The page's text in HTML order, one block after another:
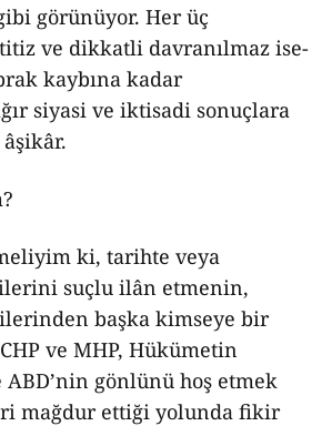
görünüyor. Her üç
ve dikkatli davranılmaz ise-
kaybına kadar
siyasi ve iktisadi sonuçlara
ki, tarihte veya
suçlu ilân etmenin,
başka kimseye bir
ve MHP, Hükümetin
gönlünü hoş etmek
mağdur ettiği yolunda fikir